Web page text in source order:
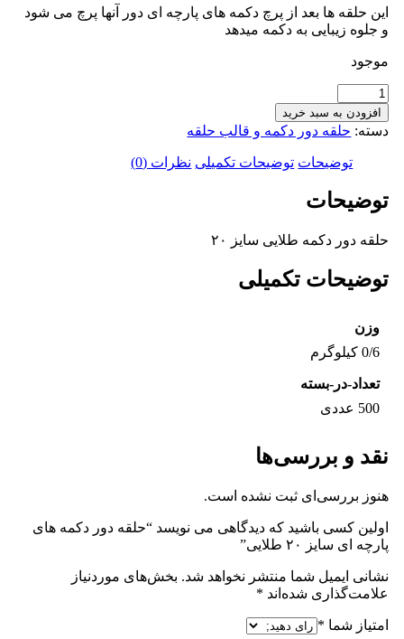
این حلقه ها بعد از پرچ دکمه های پارچه ای دور آنها پرچ می شود
و جلوه زیبایی به دکمه میدهد
موجود
حلقه
دور
دکمه
سایز
۲۰
عدد
افزودن به سبد خرید
دسته: حلقه دور دکمه و قالب حلقه
توضیحات توضیحات تکمیلی نظرات (0)
توضیحات
حلقه دور دکمه طلایی سایز ۲۰
توضیحات تکمیلی
وزن
0/6 کیلوگرم
تعداد-در-بسته
500 عددی
نقد و بررسی‌ها
هنوز بررسی‌ای ثبت نشده است.
اولین کسی باشید که دیدگاهی می نویسد “حلقه دور دکمه های
پارچه ای سایز ۲۰ طلایی”
نشانی ایمیل شما منتشر نخواهد شد. بخش‌های موردنیاز
علامت‌گذاری شده‌اند *
امتیاز شما *